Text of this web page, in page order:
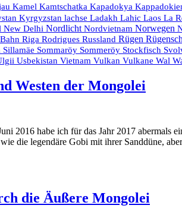
Kamel Kamtschatka Kapadokya
Kyrgyzstan lachse Ladakh Lahic Laos La
New Delhi Nordlicht Nordvietnam Norwegen
Riga Rodrigues Russland Rügen
Sillamäe Sommaröy Sommeröy Stockfisch
Usbekistan Vietnam Vulkan Vulkane Wal
Westen der Mongolei
2016 habe ich für das Jahr 2017 abermals
die legendäre Gobi mit ihrer Sanddüne,
die Äußere Mongolei